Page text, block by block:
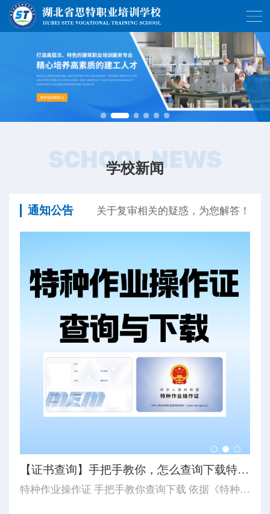
SCHOOL NEWS
学校新闻
通知公告 关于复审相关的疑惑，为您解答！
【证书查询】手把手教你，怎么查询下载特种作业操作证...
特种作业操作证 手把手教你查询下载 依据《特种作业人员安全技术培训考核管理规定》（应急管理部令第19号）《应急管理部办公厅关于更新特种作业操作证式样的通知》（应急厅〔2026〕14号）应急管理部对特种作业操作证式样进行了调整新版证书式样自2026年6月1日起正式启用。如果查询下载特种作业操作证...